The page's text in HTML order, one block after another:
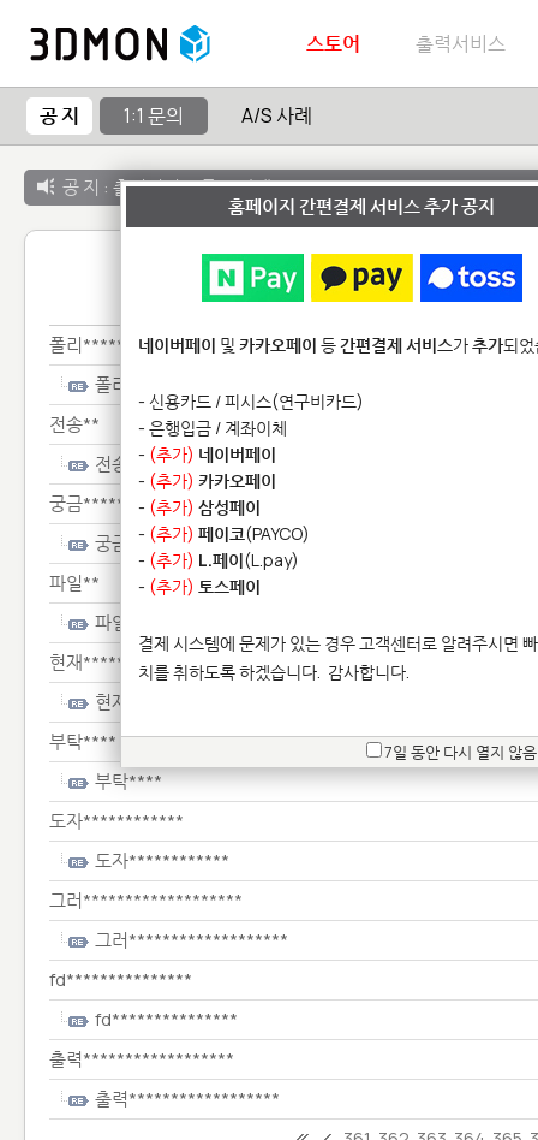
스토어 출력서비스
공 지 1:1 문의 A/S 사례
공 지 : 출력서비스 종료 안내
1:1 문
폴리************************
폴리************************
전송**
전송**
궁금*******
궁금*******
파일**
파일**
현재******************************
현재******************************
부탁****
부탁****
도자************
도자************
그러*******************
그러*******************
fd***************
fd***************
출력******************
출력******************
홈페이지 간편결제 서비스 추가 공지
네이버페이 및 카카오페이 등간편결제 서비스가추가되
- 신용카드 / 피시스(연구비카드)
- 은행입금 / 계좌이체
- (추가) 네이버페이
- (추가) 카카오페이
- (추가) 삼성페이
- (추가) 페이코(PAYCO)
- (추가) L.페이(L.pay)
- (추가) 토스페이
결제 시스템에 문제가 있는 경우 고객센터로 알려주시면
치를 취하도록 하겠습니다. 감사합니다.
7일 동안 다시 열지 않음